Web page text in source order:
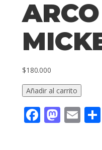
$180.000
TALLER
ONLINE
–
ARCO
Añadir al carrito
Facebook